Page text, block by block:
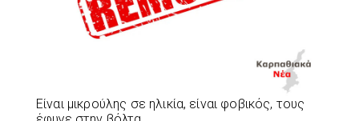
Είναι μικρούλης σε ηλικία, είναι φοβικός, τους